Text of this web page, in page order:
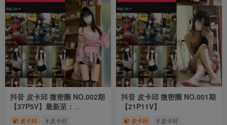
抖音 皮卡邱 微密圈 NO.002期
【37P5V】最新至：
皮卡邱 # 皮卡邱
抖音 皮卡邱 微密圈 NO.001期
【21P11V】
皮卡邱 # 皮卡邱